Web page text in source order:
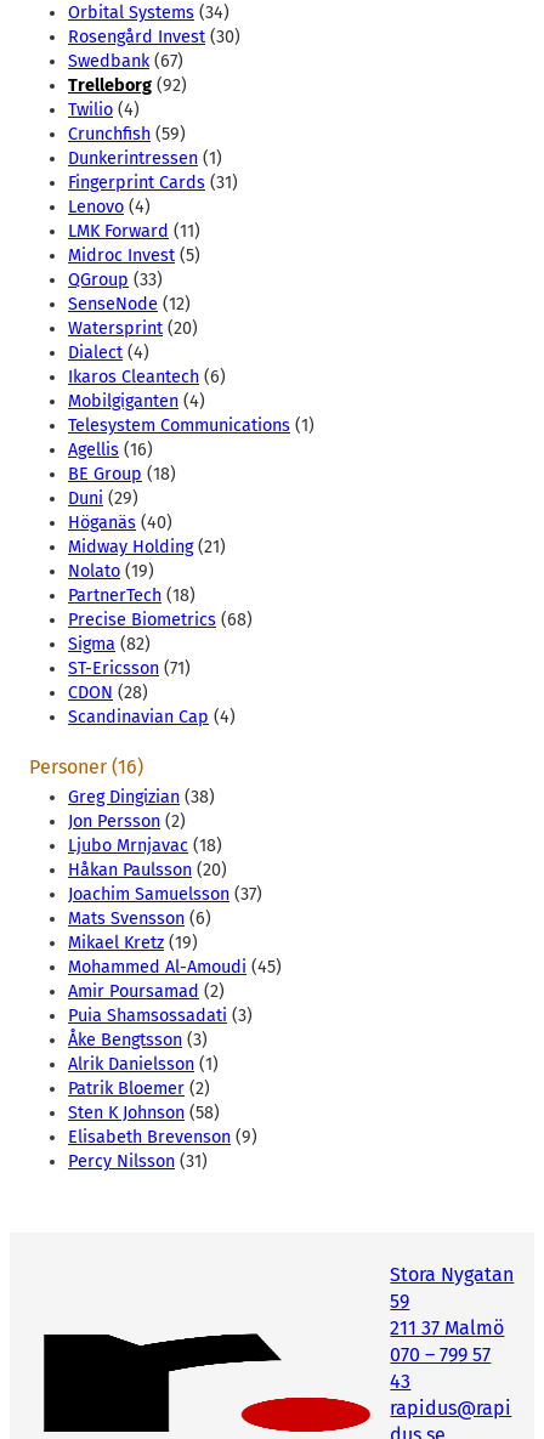
Orbital Systems (34)
Rosengård Invest (30)
Swedbank(67)
Trelleborg (92)
Twilio (4)
Crunchfish (59)
Dunkerintressen (1)
Fingerprint Cards (31)
Lenovo (4)
LMK Forward (11)
Midroc Invest (5)
QGroup (33)
SenseNode (12)
Watersprint (20)
Dialect (4)
Ikaros Cleantech (6)
Mobilgiganten (4)
Telesystem Communications (1)
Agellis (16)
BE Group (18)
Duni (29)
Höganäs (40)
Midway Holding(21)
Nolato (19)
PartnerTech (18)
Precise Biometrics (68)
Sigma (82)
ST-Ericsson (71)
CDON (28)
Scandinavian Cap (4)
Personer (16)
Greg Dingizian (38)
Jon Persson (2)
Ljubo Mrnjavac (18)
Håkan Paulsson (20)
Joachim Samuelsson (37)
Mats Svensson (6)
Mikael Kretz (19)
Mohammed Al-Amoudi (45)
Amir Poursamad (2)
Puia Shamsossadati (3)
Åke Bengtsson (3)
Alrik Danielsson (1)
Patrik Bloemer (2)
Sten K Johnson (58)
Elisabeth Brevenson (9)
Percy Nilsson (31)
Stora Nygatan
59
211 37 Malmö
070 – 799 57
43
rapidus@rapi